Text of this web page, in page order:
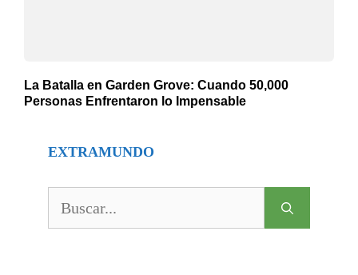
La Batalla en Garden Grove: Cuando 50,000
Personas Enfrentaron lo Impensable
EXTRAMUNDO